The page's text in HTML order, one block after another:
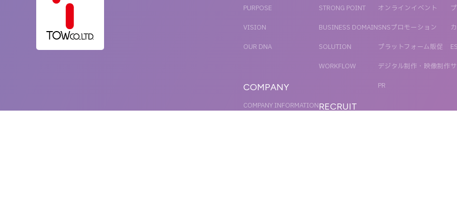
PURPOSE
VISION
OUR DNA
COMPANY
COMPANY INFORMATION
STRONG POINT
BUSINESS DOMAIN
SOLUTION
WORKFLOW
RECRUIT
オンラインイベント
SNSプロモーション
プラットフォーム販促
デジタル制作・映像制作
PR